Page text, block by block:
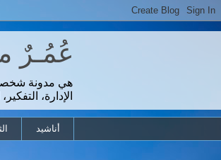
عُمُـرٌ
هي مدونة
الإدارة،
أناشيد